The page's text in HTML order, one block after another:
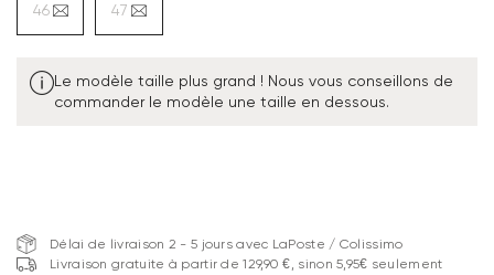
46 47
Le modèle taille plus grand ! Nous vous conseillons de
commander le modèle une taille en dessous.
Délai de livraison 2 - 5 jours avec LaPoste / Colissimo
Livraison gratuite à partir de 129,90 €, sinon 5,95€ seulement